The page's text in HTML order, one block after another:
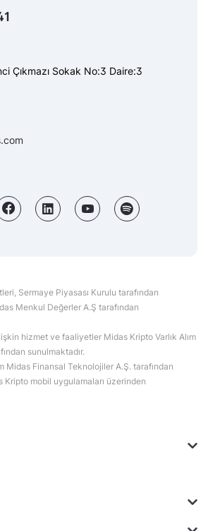
Çıkmazı Sokak No:3 Daire:3
Sermaye Piyasası Kurulu tarafından
Menkul Değerler A.Ş tarafından
hizmet ve faaliyetler Midas Kripto Varlık Alım
sunulmaktadır.
Midas Finansal Teknolojiler A.Ş. tarafından
Kripto mobil uygulamaları üzerinden